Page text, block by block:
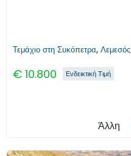
Τεμάχιο στη Συκόπετρα, Λεμεσός
€ 10.800 Ενδεικτική Τιμή
Άλλη